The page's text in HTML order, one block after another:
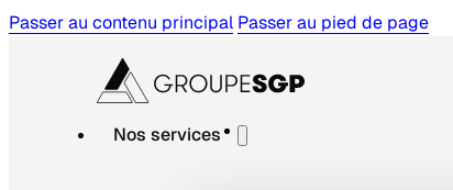
Passer au contenu principal Passer au pied de page
Nos services